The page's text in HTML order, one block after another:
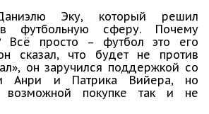
Эку, который решил
в футбольную сферу. Почему
Всё просто – футбол это его
сказал, что будет не против
он заручился поддержкой со
Анри и Патрика Вийера, но
возможной покупке так и не